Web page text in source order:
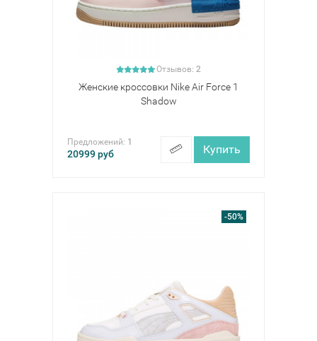
Отзывов: 2
Женские кроссовки Nike Air Force 1
Shadow
Предложений: 1
20999руб Купить
-50%